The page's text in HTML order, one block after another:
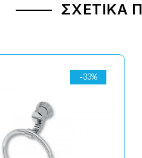
ΣΧΕΤΙΚΆ
-33%